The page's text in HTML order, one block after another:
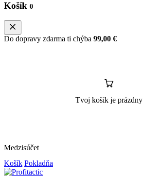
Košík 0
Do dopravy zdarma ti chýba 99,00 €
Tvoj košík je prázdny
Medzisúčet
Košík Pokladňa